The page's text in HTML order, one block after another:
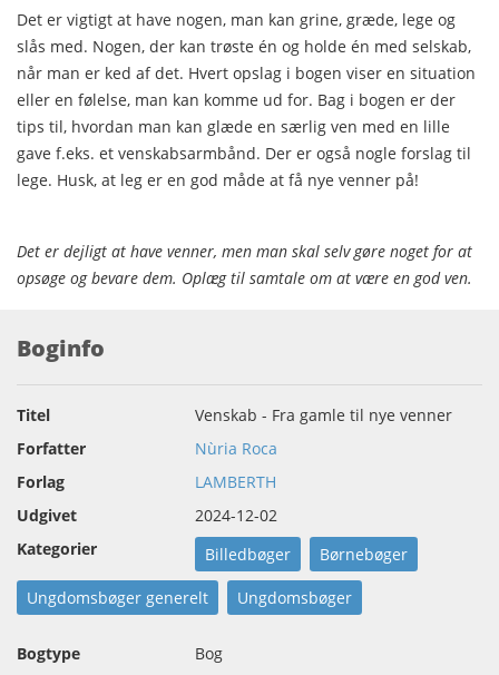
Det er vigtigt at have nogen, man kan grine, græde, lege og
slås med. Nogen, der kan trøste én og holde én med selskab,
når man er ked af det. Hvert opslag i bogen viser en situation
eller en følelse, man kan komme ud for. Bag i bogen er der
tips til, hvordan man kan glæde en særlig ven med en lille
gave f.eks. et venskabsarmbånd. Der er også nogle forslag til
lege. Husk, at leg er en god måde at få nye venner på!
Det er dejligt at have venner, men man skal selv gøre noget for at
opsøge og bevare dem. Oplæg til samtale om at være en god ven.
Boginfo
Titel
Venskab - Fra gamle til nye venner
Forfatter
Nùria Roca
Forlag
LAMBERTH
Udgivet
2024-12-02
Kategorier
Billedbøger Børnebøger
Ungdomsbøger generelt Ungdomsbøger
Bogtype
Bog